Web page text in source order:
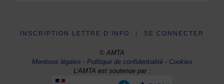
INSCRIPTION LETTRE D’INFO SE CONNECTER
© AMTA
Mentions légales -Politique de confidentialité- Cookies
L'AMTA est soutenue par :